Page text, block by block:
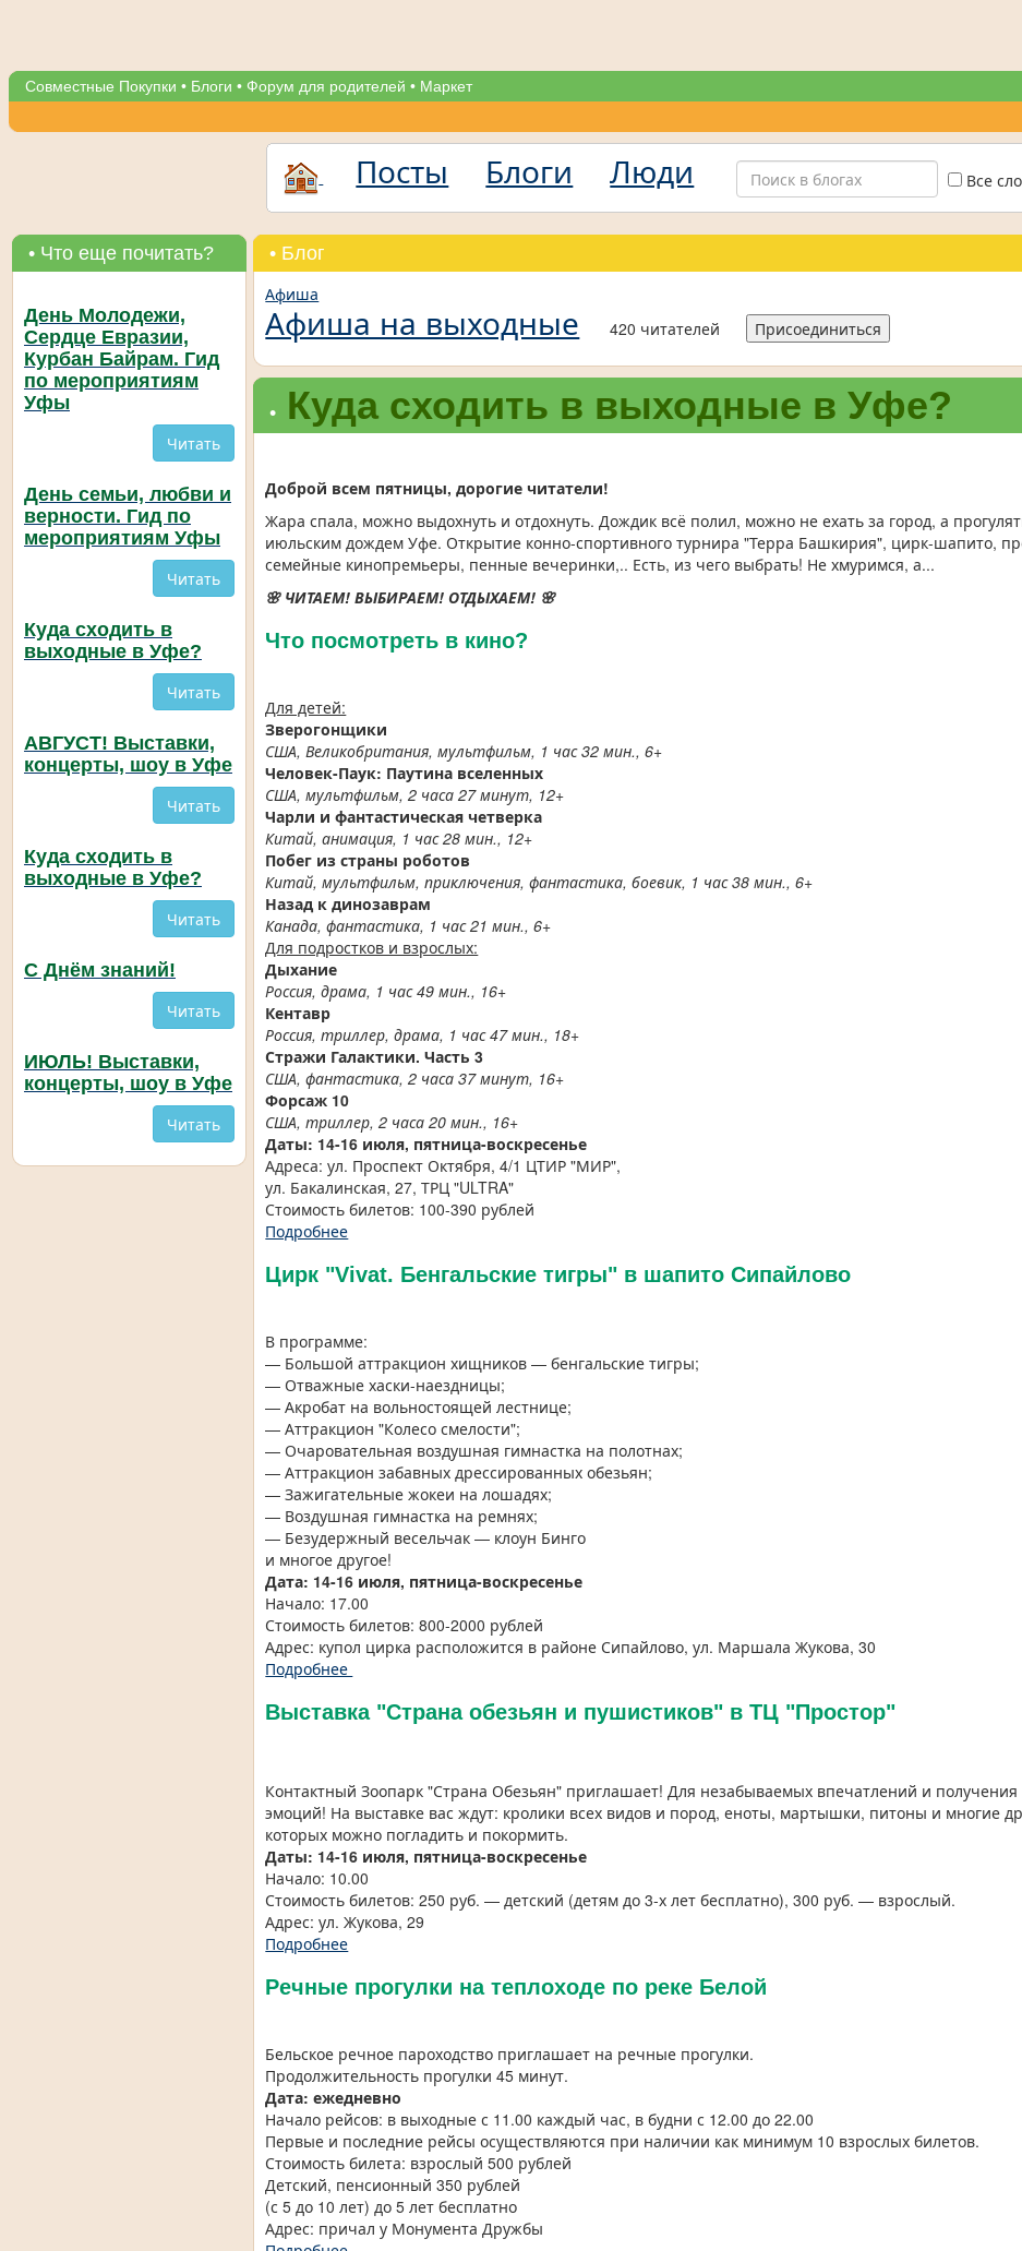
Совместные Покупки • Блоги • Форум для родителей • Маркет
Посты Блоги Люди Все
• Блог
Афиша
Афиша на выходные 420 читателей Присоединиться
• Куда сходить в выходные в Уфе?
Доброй всем пятницы, дорогие читатели!
Жара спала, можно выдохнуть и отдохнуть. Дождик всё полил, можно не ехать за город, а
июльским дождем Уфе. Открытие конно-спортивного турнира "Терра Башкирия", цирк-шапито,
семейные кинопремьеры, пенные вечеринки,.. Есть, из чего выбрать! Не хмуримся, а...
🌸 ЧИТАЕМ! ВЫБИРАЕМ! ОТДЫХАЕМ! 🌸
Что посмотреть в кино?
Для детей:
Зверогонщики
США, Великобритания, мультфильм, 1 час 32 мин., 6+
Человек-Паук: Паутина вселенных
США, мультфильм, 2 часа 27 минут, 12+
Чарли и фантастическая четверка
Китай, анимация, 1 час 28 мин., 12+
Побег из страны роботов
Китай, мультфильм, приключения, фантастика, боевик, 1 час 38 мин., 6+
Назад к динозаврам
Канада, фантастика, 1 час 21 мин., 6+
Для подростков и взрослых:
Дыхание
Россия, драма, 1 час 49 мин., 16+
Кентавр
Россия, триллер, драма, 1 час 47 мин., 18+
Стражи Галактики. Часть 3
США, фантастика, 2 часа 37 минут, 16+
Форсаж 10
США, триллер, 2 часа 20 мин., 16+
Даты: 14-16 июля, пятница-воскресенье
Адреса: ул. Проспект Октября, 4/1 ЦТИР "МИР",
ул. Бакалинская, 27, ТРЦ "ULTRA"
Стоимость билетов: 100-390 рублей
Подробнее
Цирк "Vivat. Бенгальские тигры" в шапито Сипайлово
В программе:
— Большой аттракцион хищников — бенгальские тигры;
— Отважные хаски-наездницы;
— Акробат на вольностоящей лестнице;
— Аттракцион "Колесо смелости";
— Очаровательная воздушная гимнастка на полотнах;
— Аттракцион забавных дрессированных обезьян;
— Зажигательные жокеи на лошадях;
— Воздушная гимнастка на ремнях;
— Безудержный весельчак — клоун Бинго
и многое другое!
Дата: 14-16 июля, пятница-воскресенье
Начало: 17.00
Стоимость билетов: 800-2000 рублей
Адрес: купол цирка расположится в районе Сипайлово, ул. Маршала Жукова, 30
Подробнее
Выставка "Страна обезьян и пушистиков" в ТЦ "Простор"
Контактный Зоопарк "Страна Обезьян" приглашает! Для незабываемых впечатлений и
эмоций! На выставке вас ждут: кролики всех видов и пород, еноты, мартышки, питоны и многие
которых можно погладить и покормить.
Даты: 14-16 июля, пятница-воскресенье
Начало: 10.00
Стоимость билетов: 250 руб. — детский (детям до 3-х лет бесплатно), 300 руб. — взрослый.
Адрес: ул. Жукова, 29
Подробнее
Речные прогулки на теплоходе по реке Белой
Бельское речное пароходство приглашает на речные прогулки.
Продолжительность прогулки 45 минут.
Дата: ежедневно
Начало рейсов: в выходные с 11.00 каждый час, в будни с 12.00 до 22.00
Первые и последние рейсы осуществляются при наличии как минимум 10 взрослых билетов.
Стоимость билета: взрослый 500 рублей
Детский, пенсионный 350 рублей
(с 5 до 10 лет) до 5 лет бесплатно
Адрес: причал у Монумента Дружбы
• Что еще почитать?
День Молодежи,
Сердце Евразии,
Курбан Байрам. Гид
по мероприятиям
Уфы
Читать
День семьи, любви и
верности. Гид по
мероприятиям Уфы
Читать
Куда сходить в
выходные в Уфе?
Читать
АВГУСТ! Выставки,
концерты, шоу в Уфе
Читать
Куда сходить в
выходные в Уфе?
Читать
С Днём знаний!
Читать
ИЮЛЬ! Выставки,
концерты, шоу в Уфе
Читать